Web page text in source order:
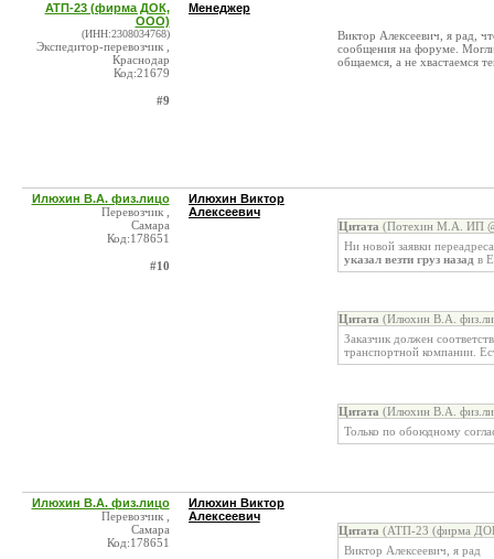
АТП-23 (фирма ДОК,
ООО)
(ИНН:2308034768)
Экспедитор-перевозчик ,
Краснодар
Код:21679
#9
Менеджер
Виктор Алексеевич, я рад,
сообщения на форуме.
общаемся, а не хвастаемся
Илюхин В.А. физ.лицо
Перевозчик ,
Самара
Код:178651
#10
Илюхин Виктор
Алексеевич
Цитата (Потехин М.А. ИП
Ни новой заявки
указал везти груз назад в
Цитата (Илюхин В.А.
Заказчик должен
транспортной компании.
Цитата (Илюхин В.А.
Только по обоюдному
Илюхин В.А. физ.лицо
Перевозчик ,
Самара
Код:178651
Илюхин Виктор
Алексеевич
Цитата (АТП-23 (фирма
Виктор Алексеевич, я рад